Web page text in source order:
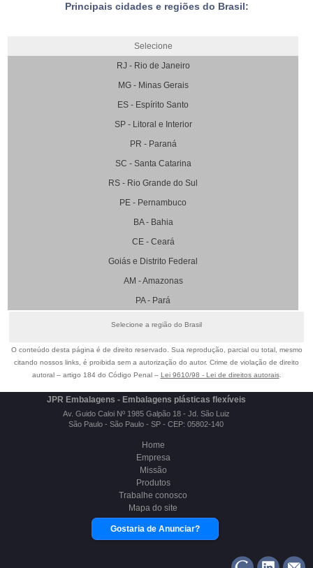
Principais cidades e regiões do Brasil:
Selecione
RJ - Rio de Janeiro
MG - Minas Gerais
ES - Espírito Santo
SP - Litoral e Interior
PR - Paraná
SC - Santa Catarina
RS - Rio Grande do Sul
PE - Pernambuco
BA - Bahia
CE - Ceará
Goiás e Distrito Federal
AM - Amazonas
PA - Pará
Selecione a região do Brasil
O conteúdo desta página é de direito reservado. Sua reprodução, parcial ou total, mesmo
citando nossos links, é proibida sem a autorização do autor. Crime de violação de direito
autoral – artigo 184 do Código Penal – Lei 9610/98 - Lei de direitos autorais.
JPR Embalagens - Embalagens plásticas flexíveis
Av. Guido Caloi Nº 1985 Galpão 18 - Jd. São Luiz
São Paulo - São Paulo - SP - CEP: 05802-140
Home
Empresa
Missão
Produtos
Trabalhe conosco
Mapa do site
Gostaria de Anunciar?